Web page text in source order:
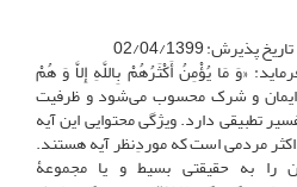
«وَ مَا یُؤْمِنُ أَکْثَرُهُمْ بِاللَّهِ إِلاَّ وَ هُمْ
ایمان و شرک محسوب می‌شود و ظرفیت
تطبیقی دارد. ویژگی محتوایی این آیه
مردمی است که موردِنظر آیه هستند.
را به حقیقتی بسیط و یا مجموعۀ